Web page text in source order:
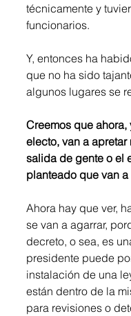
técnicamente y
funcionarios.
Y, entonces ha
que no ha sido
algunos lugares se
Creemos que
electo, van a
salida de gente o el
planteado que van
Ahora hay que ver,
se van a agarrar,
decreto, o sea, es
presidente puede
instalación de una
están dentro de la
para revisiones o